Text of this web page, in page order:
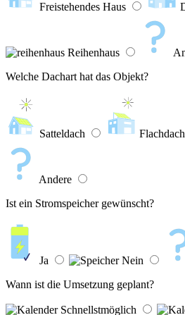
Freistehendes Haus
Reihenhaus
Welche Dachart hat das Objekt?
Satteldach Flachdach
Andere
Ist ein Stromspeicher gewünscht?
Ja Nein
Wann ist die Umsetzung geplant?
Schnellstmöglich